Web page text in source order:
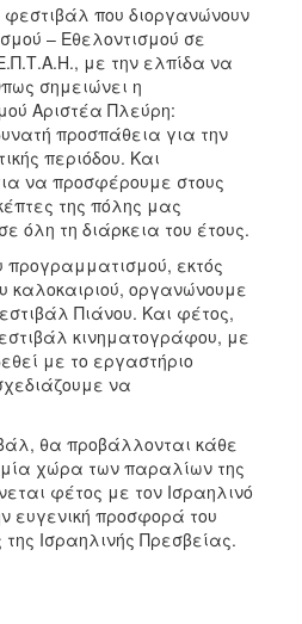
φεστιβάλ που διοργανώνουν
– Εθελοντισμού σε
με την ελπίδα να
σημειώνει η
Αριστέα Πλεύρη:
προσπάθεια για την
περιόδου. Και
να προσφέρουμε στους
της πόλης μας
όλη τη διάρκεια του έτους.
προγραμματισμού, εκτός
καλοκαιριού, οργανώνουμε
Πιάνου. Και φέτος,
κινηματογράφου, με
με το εργαστήριο
να
θα προβάλλονται κάθε
μία χώρα των παραλίων της
φέτος με τον Ισραηλινό
ευγενική προσφορά του
Ισραηλινής Πρεσβείας.